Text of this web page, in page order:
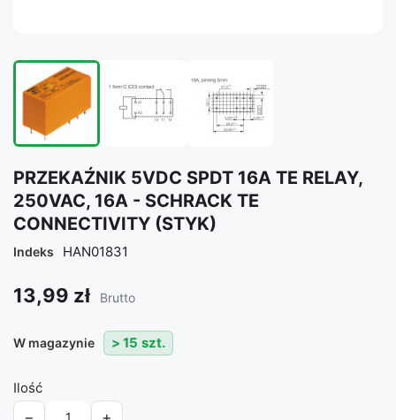
PRZEKAŹNIK 5VDC SPDT 16A TE RELAY,
250VAC, 16A - SCHRACK TE
CONNECTIVITY (STYK)
Indeks HAN01831
13,99 zł Brutto
W magazynie > 15 szt.
Ilość